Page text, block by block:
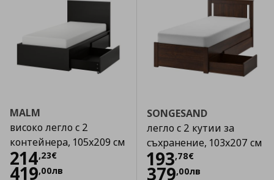
MALM
високо легло с 2
контейнера, 105x209 см
214,23€
Цена
419,00лв
SONGESAND
легло с 2 кутии за
съхранение, 103x207 см
193,78€
Цена
379,00лв